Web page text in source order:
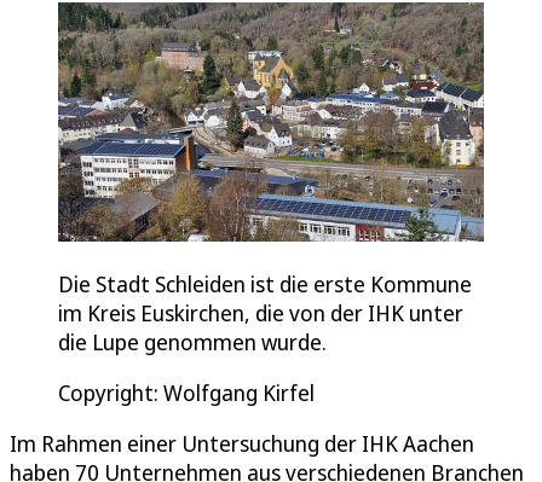
Die Stadt Schleiden ist die erste Kommune
im Kreis Euskirchen, die von der IHK unter
die Lupe genommen wurde.
Copyright: Wolfgang Kirfel
Im Rahmen einer Untersuchung der IHK Aachen
haben 70 Unternehmen aus verschiedenen Branchen